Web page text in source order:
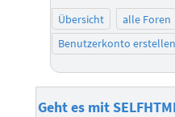
Übersicht alle Foren
Benutzerkonto erstellen
Geht es mit